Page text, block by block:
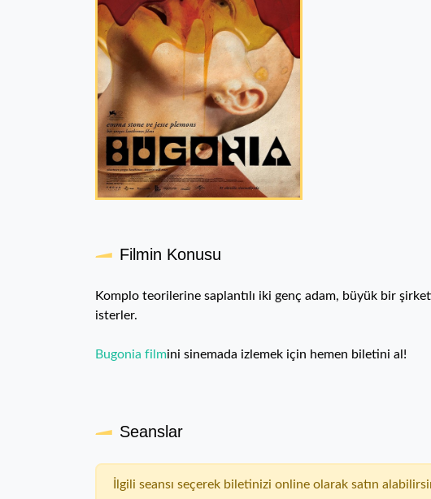
Filmin Konusu
Komplo teorilerine saplantılı iki genç adam, büyük bir
isterler.
Bugonia filmini sinemada izlemek için hemen biletini al!
Seanslar
İlgili seansı seçerek biletinizi online olarak satın